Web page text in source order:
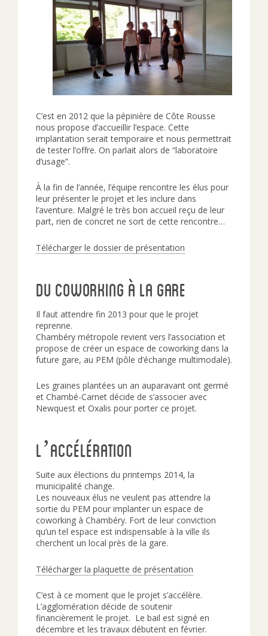
C’est en 2012 que la pépinière de Côte Rousse
nous propose d’accueillir l’espace. Cette
implantation serait temporaire et nous permettrait
de tester l’offre. On parlait alors de “laboratoire
d’usage”.
À la fin de l’année, l’équipe rencontre les élus pour
leur présenter le projet et les inclure dans
l’aventure. Malgré le très bon accueil reçu de leur
part, rien de concret ne sort de cette rencontre…
Télécharger le dossier de présentation
Du coworking à la gare
Il faut attendre fin 2013 pour que le projet
reprenne.
Chambéry métropole revient vers l’association et
propose de créer un espace de coworking dans la
future gare, au PEM (pôle d’échange multimodale).
Les graines plantées un an auparavant ont germé
et Chambé-Carnet décide de s’associer avec
Newquest et Oxalis pour porter ce projet.
L’accélération
Suite aux élections du printemps 2014, la
municipalité change.
Les nouveaux élus ne veulent pas attendre la
sortie du PEM pour implanter un espace de
coworking à Chambéry. Fort de leur conviction
qu’un tel espace est indispensable à la ville ils
cherchent un local près de la gare.
Télécharger la plaquette de présentation
C’est à ce moment que le projet s’accélère.
L’agglomération décide de soutenir
financièrement le projet. Le bail est signé en
décembre et les travaux débutent en février.